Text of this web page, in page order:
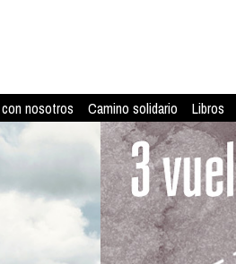
nosotros Camino solidario Libros